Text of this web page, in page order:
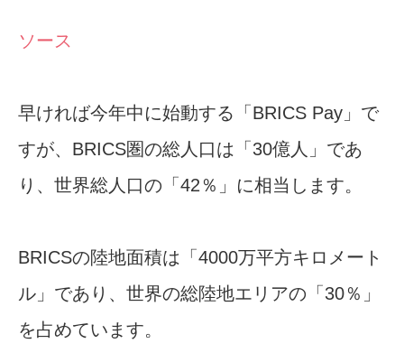
ソース
早ければ今年中に始動する「BRICS Pay」で
すが、BRICS圏の総人口は「30億人」であ
り、世界総人口の「42％」に相当します。
BRICSの陸地面積は「4000万平方キロメート
ル」であり、世界の総陸地エリアの「30％」
を占めています。